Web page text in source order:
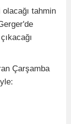
tahmin
Çarşamba